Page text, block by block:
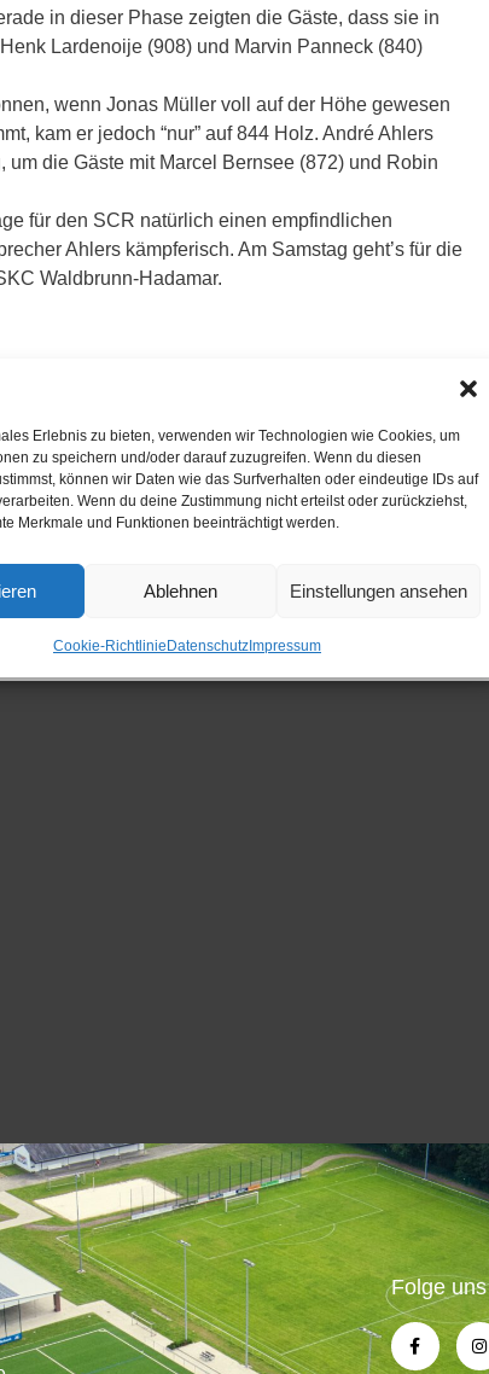
Erlebnis zu bieten, verwenden wir Technologien wie Cookies, um
zu speichern und/oder darauf zuzugreifen. Wenn du diesen
können wir Daten wie das Surfverhalten oder eindeutige IDs auf
Wenn du deine Zustimmung nicht erteilst oder zurückziehst,
Merkmale und Funktionen beeinträchtigt werden.
Ablehnen Einstellungen ansehen
Cookie-Richtlinie DatenschutzImpressum
in dieser Phase zeigten die Gäste, dass sie in
Lardenoije (908) und Marvin Panneck (840)
wenn Jonas Müller voll auf der Höhe gewesen
kam er jedoch “nur” auf 844 Holz. André Ahlers
die Gäste mit Marcel Bernsee (872) und Robin
für den SCR natürlich einen empfindlichen
Ahlers kämpferisch. Am Samstag geht’s für die
Waldbrunn-Hadamar.
Folge uns